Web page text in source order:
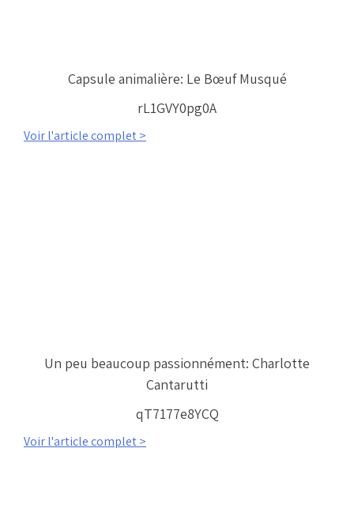
Capsule animalière: Le Bœuf Musqué
rL1GVY0pg0A
Voir l'article complet >
Un peu beaucoup passionnément: Charlotte
Cantarutti
qT7177e8YCQ
Voir l'article complet >